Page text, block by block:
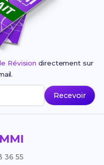
Révision directement sur
Recevoir
MMI
36 55